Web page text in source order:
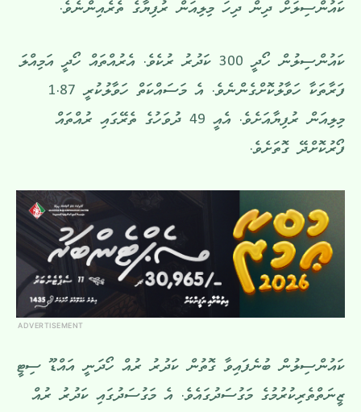
ކައުންސިލަށް ދިން ދިހަ މިލިއަން ރުފިޔާގެ ތެރެއިންނެވެ.
ކައުންސިލުން ހޯދީ 300 ކަދުރު ރުކެވެ. އެރުއްތައް ހޯދީ އަމިއްލަ
ފަރާތަކާ ހަވާލުކޮށްގެންނެވެ. އެ މަސައްކަތް ހަވާލުކުރީ 1.87
މިލިއަން ރުފިޔާއަށެވެ. އެއީ 49 ދުވަހުގެ ތެރޭގައި ރުއްތައް
ފޯރުކޮށްދޭ ގޮތަށެވެ.
ADVERTISEMENT
ކައުންސިލުން ބުނެފައިވާ ގޮތުން ކަދުރު ރުއް ހޯދަނީ އައްޑޫ ސިޓީ
ޒީނަތްތެރިކުރުމުގެ މަގުސަދުގައެވެ. އެ މަގުސަދުގައި ކަދުރު ރުއް